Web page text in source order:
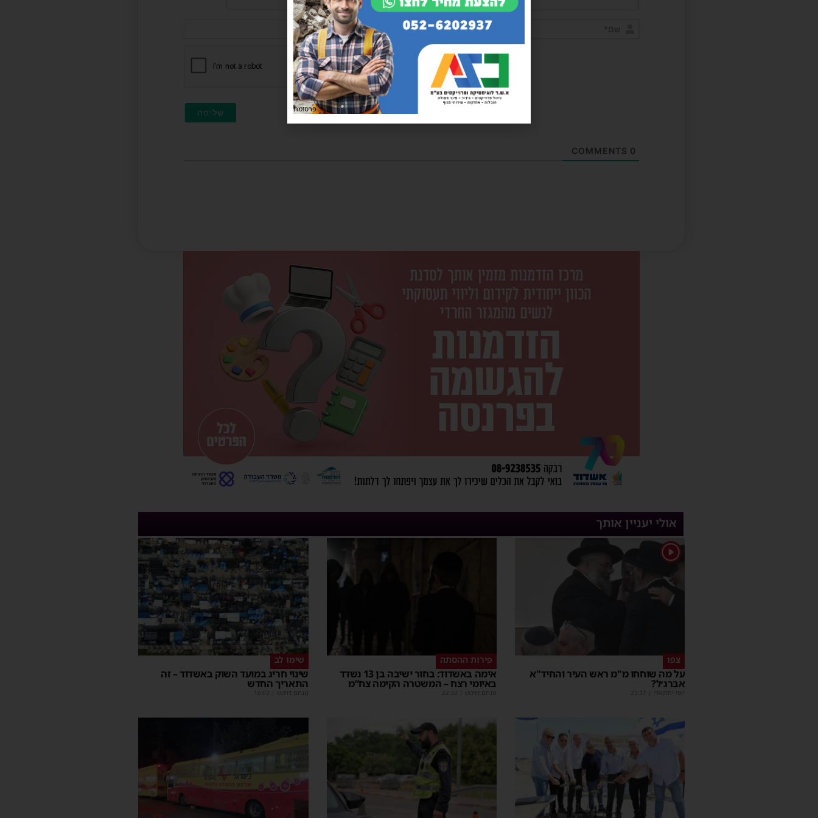
שם*
0
אולי יעניין אותך
1
צפו
על מה שוחחו מ"מ ראש העיר והחיד"א
אברג׳ל?
יוסי יחזקאלי 23:37
פירות ההסתה
אימה באשדוד: בחור ישיבה בן 13 נשדד
באיומי רצח – המשטרה הקימה צח”מ
מנחם דויטש 22:32
שימו לב
שינוי חריג במועד השוק באשדוד – זה
התאריך החדש
מנחם דויטש 16:07
פרסומת